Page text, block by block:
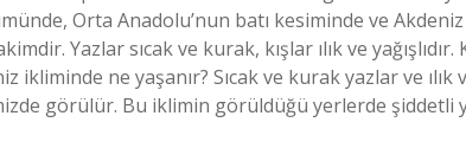
Orta Anadolu’nun batı kesiminde ve
Yazlar sıcak ve kurak, kışlar ılık ve
ikliminde ne yaşanır? Sıcak ve kurak yazlar ve ılık
görülür. Bu iklimin görüldüğü yerlerde şiddetli